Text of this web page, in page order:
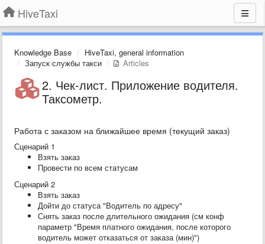
HiveTaxi
Knowledge Base
HiveTaxi, general information
Запуск службы такси
Articles
2. Чек-лист. Приложение водителя.
Таксометр.
Работа с заказом на ближайшее время (текущий заказ)
Сценарий 1
Взять заказ
Провести по всем статусам
Сценарий 2
Взять заказ
Дойти до статуса "Водитель по адресу"
Снять заказ после длительного ожидания (см конф
параметр "Время платного ожидания, после которого
водитель может отказаться от заказа (мин)")